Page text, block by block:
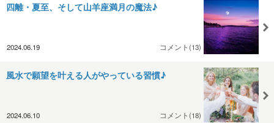
四離・夏至、そして山羊座満月の魔法♪
2024.06.19 コメント(13)
風水で願望を叶える人がやっている習慣♪
2024.06.10 コメント(18)